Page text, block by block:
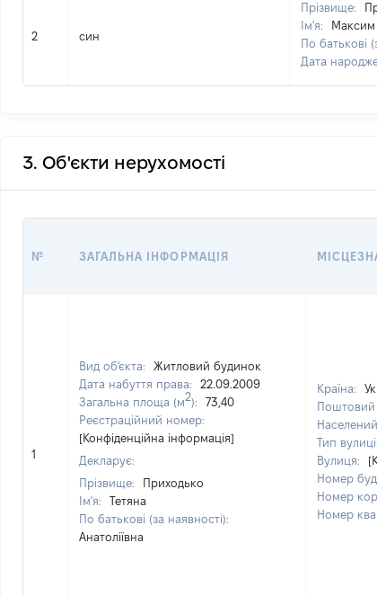
2 син
Прізвище:
Ім'я:
Максим
По батькові
Дата
3. Об'єкти нерухомості
№ ЗАГАЛЬНА ІНФОРМАЦІЯ
1
Вид об'єкта:
Житловий будинок
Дата набуття права:
22.09.2009
Загальна площа (м2):
73,40
Реєстраційний номер:
[Конфіденційна інформація]
Декларує:
Прізвище:
Приходько
Ім'я:
Тетяна
По батькові (за наявності):
Анатоліївна
Країна:
Поштовий
Тип вулиці:
Вулиця:
Номер
Номер
Номер